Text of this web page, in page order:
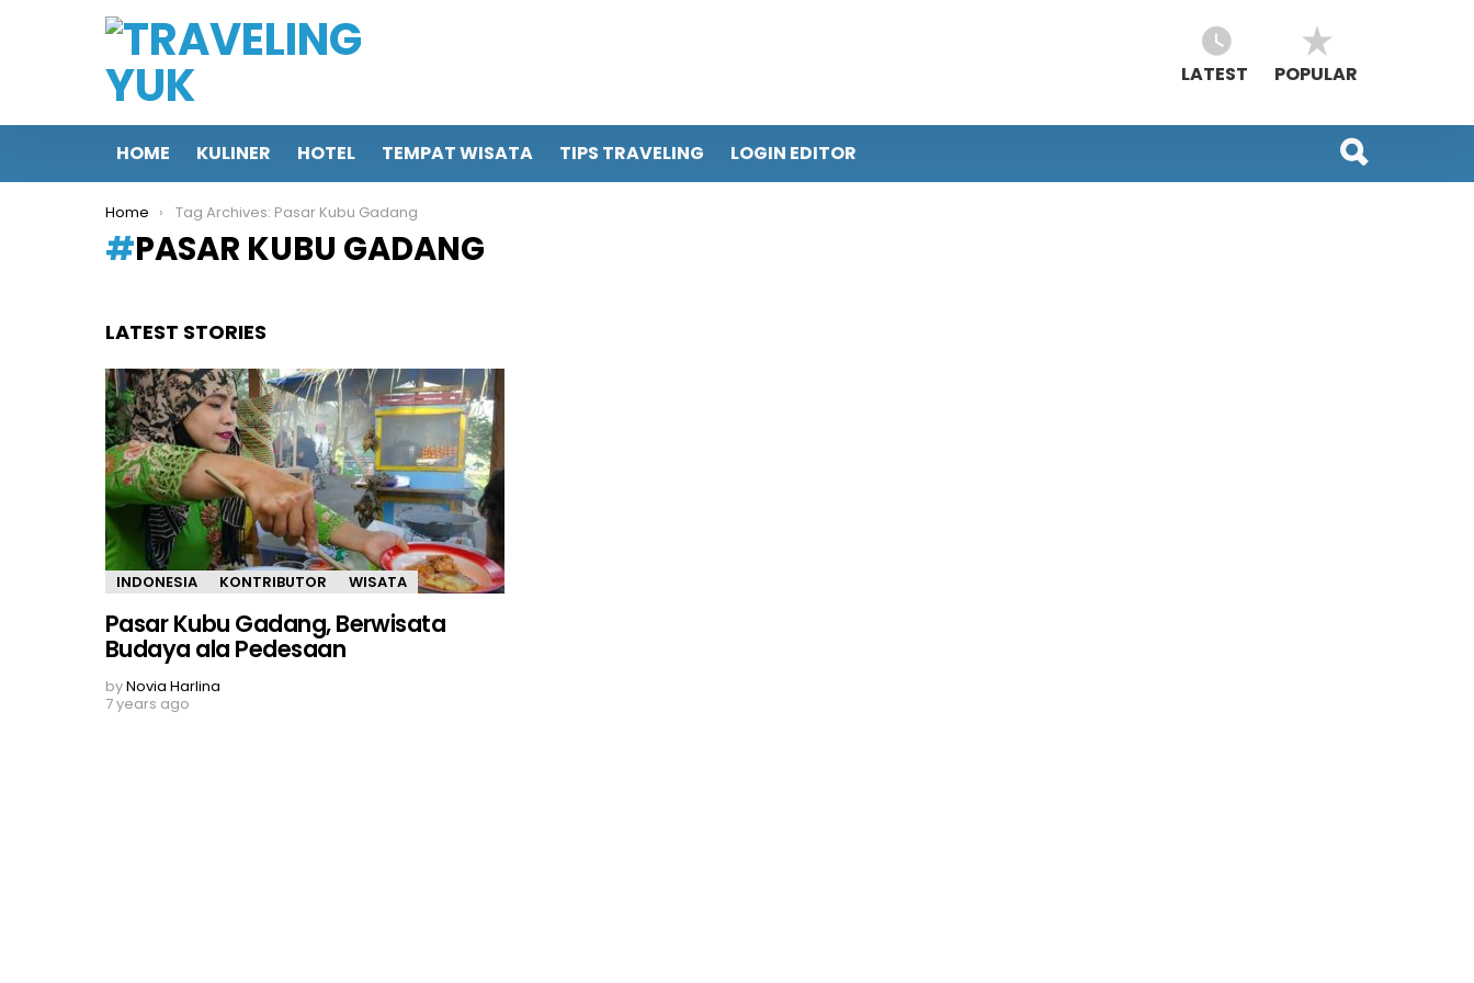
LATEST POPULAR
HOME KULINER HOTEL TEMPAT WISATA TIPS TRAVELING LOGIN EDITOR
You are here:
Home Tag Archives: Pasar Kubu Gadang
PASAR KUBU GADANG
LATEST STORIES
INDONESIA KONTRIBUTOR WISATA
Pasar Kubu Gadang, Berwisata
Budaya ala Pedesaan
byNovia Harlina
7 years ago